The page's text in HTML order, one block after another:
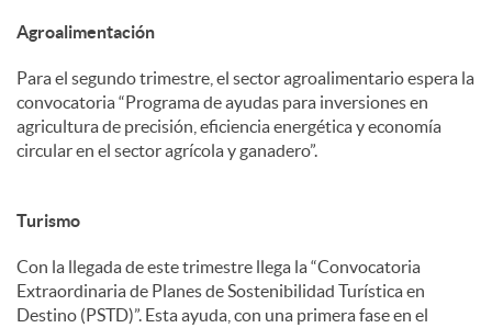
Agroalimentación
Para el segundo trimestre, el sector agroalimentario espera la
convocatoria “Programa de ayudas para inversiones en
agricultura de precisión, eficiencia energética y economía
circular en el sector agrícola y ganadero”.
Turismo
Con la llegada de este trimestre llega la “Convocatoria
Extraordinaria de Planes de Sostenibilidad Turística en
Destino (PSTD)”. Esta ayuda, con una primera fase en el